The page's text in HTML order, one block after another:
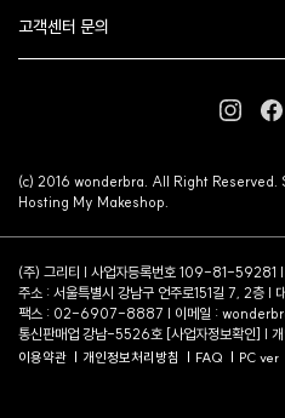
고객센터 문의
(c) 2016 wonderbra. All Right
Hosting My Makeshop.
(주) 그리티 | 사업자등록번호 109-81-59281 |
주소 : 서울특별시 강남구 언주로151길 7, 2층
팩스 : 02-6907-8887 | 이메일 :
통신판매업 강남-5526호 [사업자정보확인] | 개
이용약관 개인정보처리방침 FAQ PC ver